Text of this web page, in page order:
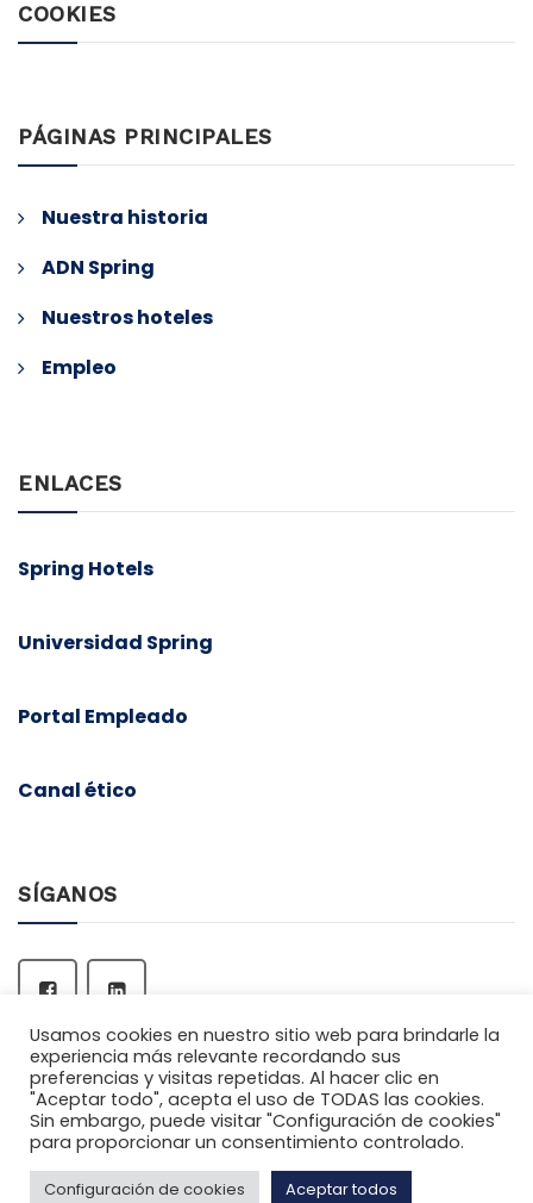
COOKIES
PÁGINAS PRINCIPALES
Nuestra historia
ADN Spring
Nuestros hoteles
Empleo
ENLACES
Spring Hotels
Universidad Spring
Portal Empleado
Canal ético
SÍGANOS
Copyright © 2026
Reserved.
Usamos cookies en nuestro sitio web para brindarle la
experiencia más relevante recordando sus
preferencias y visitas repetidas. Al hacer clic en
"Aceptar todo", acepta el uso de TODAS las cookies.
Sin embargo, puede visitar "Configuración de cookies"
para proporcionar un consentimiento controlado.
Configuración de cookies Aceptar todos